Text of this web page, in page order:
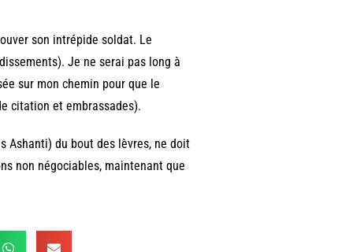
son intrépide soldat. Le
Je ne serai pas long à
sur mon chemin pour que le
citation et embrassades).
Ashanti) du bout des lèvres, ne doit
non négociables, maintenant que